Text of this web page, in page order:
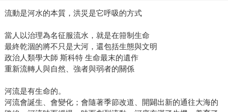
流動是河水的本質，洪災是它呼吸的方式
當人以治理為名征服流水，就是在箝制生命
最終乾涸的將不只是大河，還包括生態與文明
政治人類學大師 斯科特 生命最末的遺作
重新流轉人與自然、強者與弱者的關係
河流是有生命的。
河流會誕生、會變化；會隨著季節改道、開闢出新的通往大海的